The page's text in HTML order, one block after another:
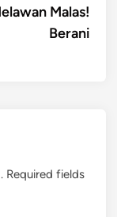
Malas!
Berani
Required fields